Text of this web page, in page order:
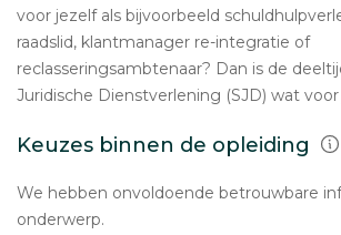
voor jezelf als bijvoorbeeld
raadslid, klantmanager re-integratie of
reclasseringsambtenaar? Dan is de
Juridische Dienstverlening (SJD) wat voor
Keuzes binnen de opleiding
We hebben onvoldoende betrouwbare
onderwerp.